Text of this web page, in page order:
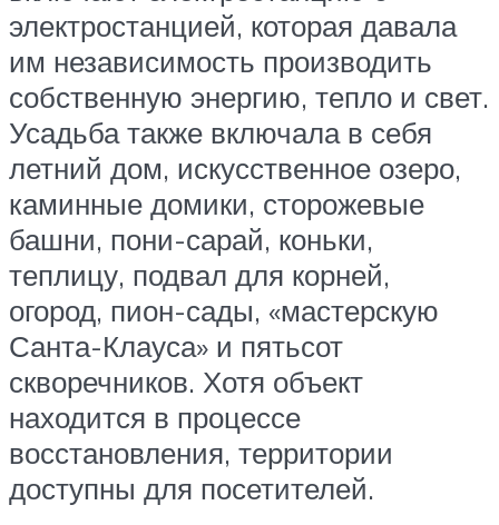
электростанцией, которая давала
им независимость производить
собственную энергию, тепло и свет.
Усадьба также включала в себя
летний дом, искусственное озеро,
каминные домики, сторожевые
башни, пони-сарай, коньки,
теплицу, подвал для корней,
огород, пион-сады, «мастерскую
Санта-Клауса» и пятьсот
скворечников. Хотя объект
находится в процессе
восстановления, территории
доступны для посетителей.